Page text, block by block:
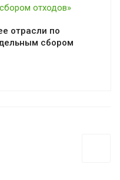
отрасли по
сбором